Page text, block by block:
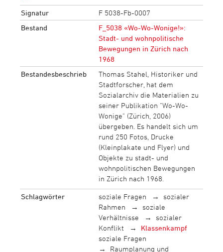
Signatur
F 5038-Fb-0007
Bestand
F_5038 «Wo-Wo-Wonige!»:
Stadt- und wohnpolitische
Bewegungen in Zürich nach
1968
Bestandesbeschrieb
Thomas Stahel, Historiker und
Stadtforscher, hat dem
Sozialarchiv die Materialien zu
seiner Publikation "Wo-Wo-
Wonige" (Zürich, 2006)
übergeben. Es handelt sich um
rund 250 Fotos, Drucke
(Kleinplakate und Flyer) und
Objekte zu stadt- und
wohnpolitischen Bewegungen
in Zürich nach 1968.
Schlagwörter soziale Fragen
sozialer
Rahmen
soziale
Verhältnisse
sozialer
Konflikt
Klassenkampf
soziale Fragen
Raumplanung und